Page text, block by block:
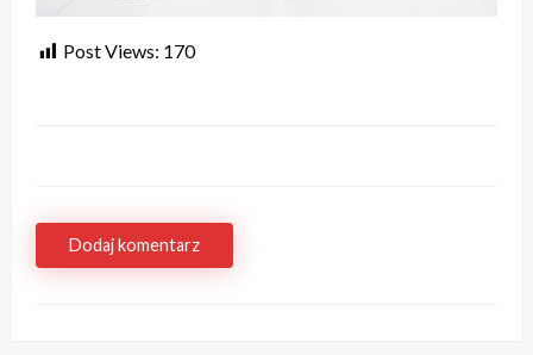
Post Views: 170
Dodaj komentarz